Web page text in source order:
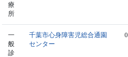
療
所
一
般
診
千葉市心身障害児総合通園
センター
0